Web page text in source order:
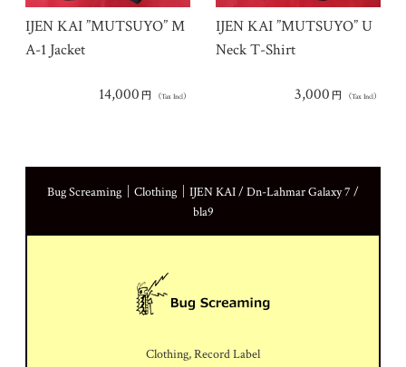
IJEN KAI ”MUTSUYO” M
A-1 Jacket
14,000 円 （Tax Incl）
IJEN KAI ”MUTSUYO” U
Neck T-Shirt
3,000 円 （Tax Incl）
Bug Screaming｜Clothing｜IJEN KAI / Dn-Lahmar Galaxy 7 /
bla9
Clothing, Record Label